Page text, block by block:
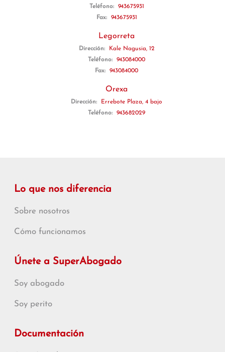
Teléfono:
943675931
Fax:
943675931
Legorreta
Dirección:
Kale Nagusia, 12
Teléfono:
943084000
Fax:
943084000
Orexa
Dirección:
Errebote Plaza, 4 bajo
Teléfono:
943682029
Lo que nos diferencia
Sobre nosotros
Cómo funcionamos
Únete a SuperAbogado
Soy abogado
Soy perito
Documentación